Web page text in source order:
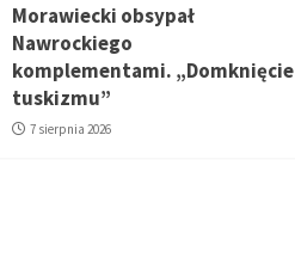
Morawiecki obsypał
Nawrockiego
komplementami. „Domknięcie
tuskizmu”
7 sierpnia 2026